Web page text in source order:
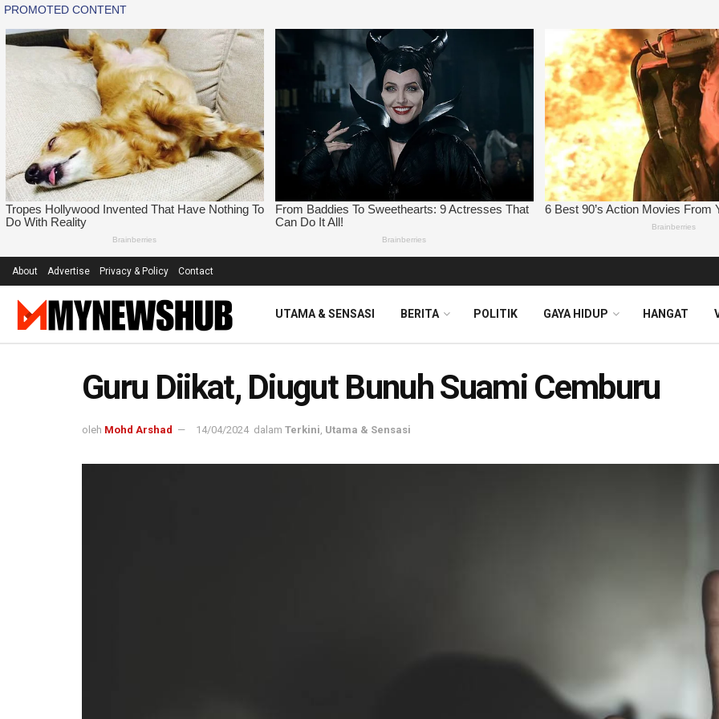
About Advertise Privacy & Policy Contact
UTAMA & SENSASI BERITA POLITIK GAYA HIDUP HANGAT
Guru Diikat, Diugut Bunuh Suami Cemburu
oleh Mohd Arshad 14/04/2024 dalam Terkini Utama & Sensasi